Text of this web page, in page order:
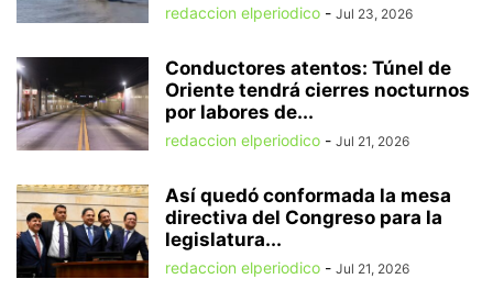
redaccion elperiodico - Jul 23, 2026
Conductores atentos: Túnel de
Oriente tendrá cierres nocturnos
por labores de...
redaccion elperiodico - Jul 21, 2026
Así quedó conformada la mesa
directiva del Congreso para la
legislatura...
redaccion elperiodico - Jul 21, 2026